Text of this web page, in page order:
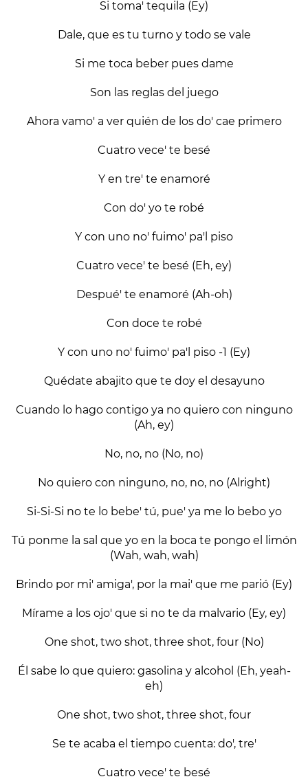
Si toma' tequila (Ey)
Dale, que es tu turno y todo se vale
Si me toca beber pues dame
Son las reglas del juego
Ahora vamo' a ver quién de los do' cae primero
Cuatro vece' te besé
Y en tre' te enamoré
Con do' yo te robé
Y con uno no' fuimo' pa'l piso
Cuatro vece' te besé (Eh, ey)
Despué' te enamoré (Ah-oh)
Con doce te robé
Y con uno no' fuimo' pa'l piso -1 (Ey)
Quédate abajito que te doy el desayuno
Cuando lo hago contigo ya no quiero con ninguno
(Ah, ey)
No, no, no (No, no)
No quiero con ninguno, no, no, no (Alright)
Si-Si-Si no te lo bebe' tú, pue' ya me lo bebo yo
Tú ponme la sal que yo en la boca te pongo el limón
(Wah, wah, wah)
Brindo por mi' amiga', por la mai' que me parió (Ey)
Mírame a los ojo' que si no te da malvario (Ey, ey)
One shot, two shot, three shot, four (No)
Él sabe lo que quiero: gasolina y alcohol (Eh, yeah-
eh)
One shot, two shot, three shot, four
Se te acaba el tiempo cuenta: do', tre'
Cuatro vece' te besé